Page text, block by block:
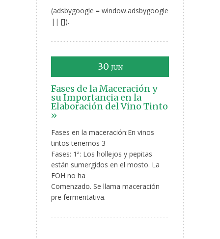
(adsbygoogle = window.adsbygoogle
|| []).
30 JUN
Fases de la Maceración y
su Importancia en la
Elaboración del Vino Tinto
»
Fases en la maceración:En vinos
tintos tenemos 3
Fases: 1ª: Los hollejos y pepitas
están sumergidos en el mosto. La
FOH no ha
Comenzado. Se llama maceración
pre fermentativa.